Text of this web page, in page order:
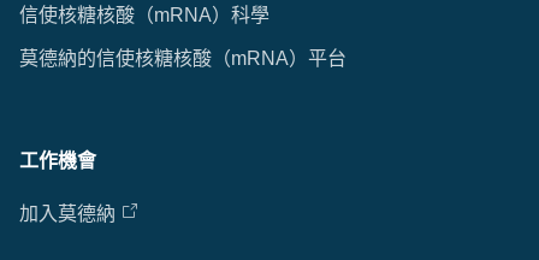
信使核糖核酸（mRNA）科學
莫德納的信使核糖核酸（mRNA）平台
工作機會
加入莫德納